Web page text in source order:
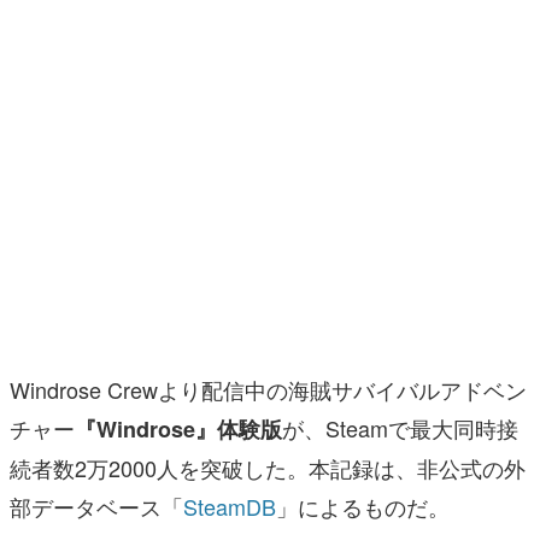
その他
電ファミニコゲーマーとは？
運営：株式会社マレ
Windrose Crewより配信中の海賊サバイバルアドベン
チャー 『Windrose』体験版が、Steamで最大同時接
続者数2万2000人を突破した。本記録は、非公式の外
部データベース「SteamDB 」によるものだ。